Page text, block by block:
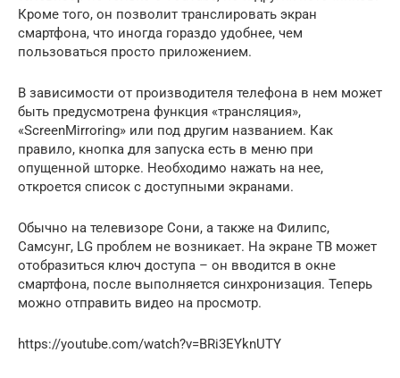
Кроме того, он позволит транслировать экран
смартфона, что иногда гораздо удобнее, чем
пользоваться просто приложением.
В зависимости от производителя телефона в нем может
быть предусмотрена функция «трансляция»,
«ScreenMirroring» или под другим названием. Как
правило, кнопка для запуска есть в меню при
опущенной шторке. Необходимо нажать на нее,
откроется список с доступными экранами.
Обычно на телевизоре Сони, а также на Филипс,
Самсунг, LG проблем не возникает. На экране ТВ может
отобразиться ключ доступа – он вводится в окне
смартфона, после выполняется синхронизация. Теперь
можно отправить видео на просмотр.
https://youtube.com/watch?v=BRi3EYknUTY